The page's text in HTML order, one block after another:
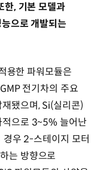
한, 기본 모델과
으로 개발되는
용한 파워모듈은
전기차의 주요
됐으며, Si(실리콘)
으로 3~5% 늘어난
우 2-스테이지 모터
는 방향으로